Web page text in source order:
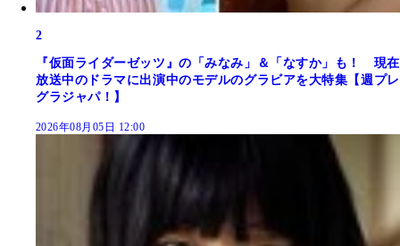
2
『仮面ライダーゼッツ』の「みなみ」＆「なすか」も！ 現在
放送中のドラマに出演中のモデルのグラビアを大特集【週プレ
グラジャパ！】
2026年08月05日 12:00